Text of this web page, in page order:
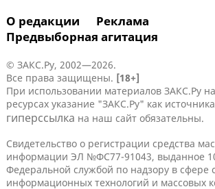
О редакции
Реклама
Предвыборная агитация
© ЗАКС.Ру, 2002—2026.
Все права защищены. [18+]
При использовании материалов ЗАКС.Ру
ресурсах указание "ЗАКС.Ру" как
гиперссылка на наш сайт обязательны.
Свидетельство о регистрации средства
информации ЭЛ №ФС77-91043, выданное
Федеральной службой по надзору в сфере
информационных технологий и массовых